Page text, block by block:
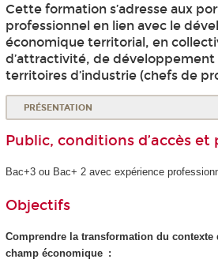
Cette formation s’adresse aux
professionnel en lien avec le
économique territorial, en
d’attractivité, de développement
territoires d’industrie (chefs de
PRÉSENTATION
Public, conditions d’accès et
Bac+3 ou Bac+ 2 avec expérience
Objectifs
Comprendre la transformation du contexte
champ économique :